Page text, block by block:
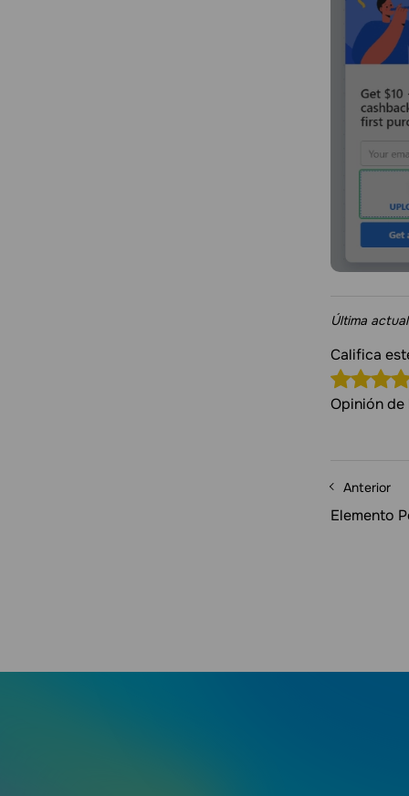
Última
Califica
Opinión de
Anterior
Elemento